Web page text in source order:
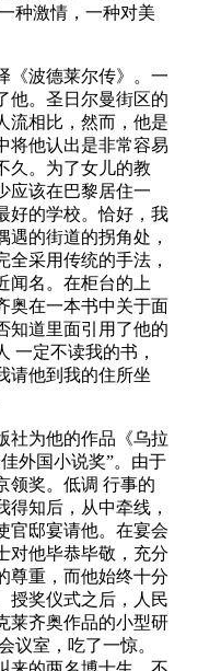
种激情，一种对美
《波德莱尔传》。一
他。圣日尔曼街区的
流相比，然而，他是
将他认出是非常容易
久。为了女儿的教
应该在巴黎居住一
好的学校。恰好，我
的街道的拐角处，
采用传统的手法，
闻名。在柜台的上
奥在一本书中关于面
知道里面引用了他的
一定不读我的书，
请他到我的住所坐
为他的作品《乌拉
外国小说奖”。由于
领奖。低调 行事的
知后，从中牵线，
官邸宴请他。在宴会
对他毕恭毕敬，充分
尊重，而他始终十分
授奖仪式之后，人民
莱齐奥作品的小型研
议室，吃了一惊。